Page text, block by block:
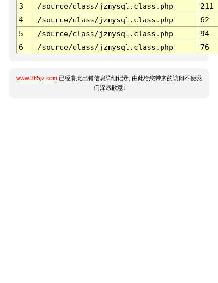
3 /source/class/jzmysql.class.php
211
4
/source/class/jzmysql.class.php
62
5
/source/class/jzmysql.class.php
94
6
/source/class/jzmysql.class.php 76
www.365jz.com 已经将此出错信息详细记录, 由此给您带来的访问不便我
们深感歉意.